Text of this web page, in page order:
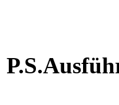
P.S.